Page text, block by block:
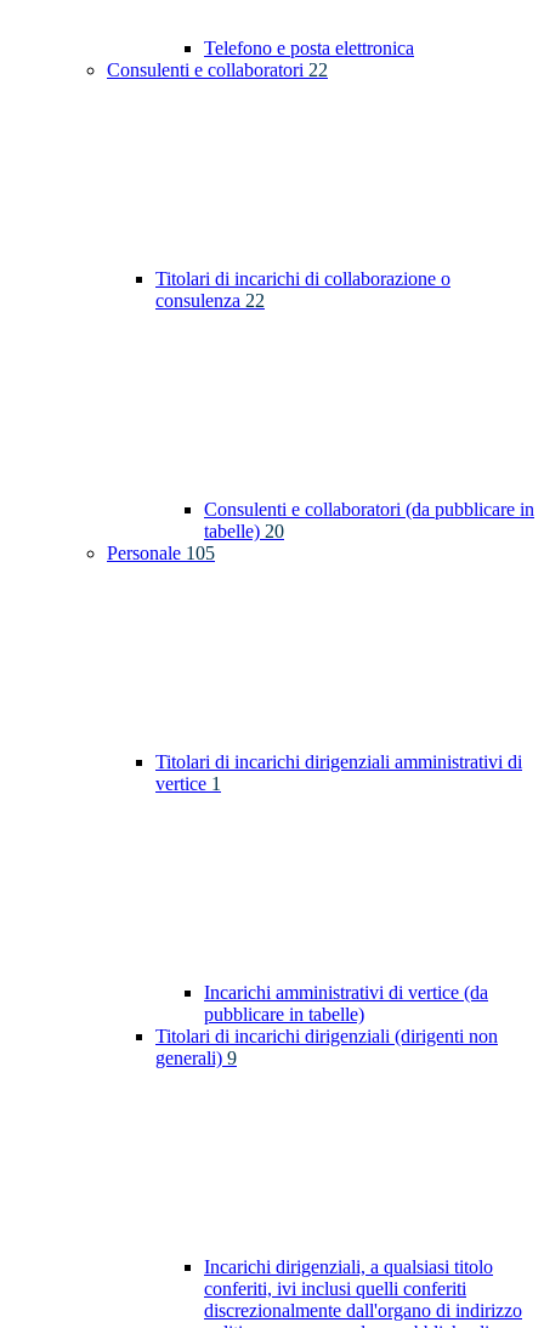
Telefono e posta elettronica
Consulenti e collaboratori 22
Titolari di incarichi di collaborazione o
consulenza 22
Consulenti e collaboratori (da pubblicare in
tabelle) 20
Personale 105
Titolari di incarichi dirigenziali amministrativi di
vertice 1
Incarichi amministrativi di vertice (da
pubblicare in tabelle)
Titolari di incarichi dirigenziali (dirigenti non
generali) 9
Incarichi dirigenziali, a qualsiasi titolo
conferiti, ivi inclusi quelli conferiti
discrezionalmente dall'organo di indirizzo